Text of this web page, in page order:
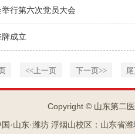
行第六次党员大会
成立
<<上一页 下一页>>
Copyright © 山东第二
国·山东·潍坊 浮烟山校区：山东省